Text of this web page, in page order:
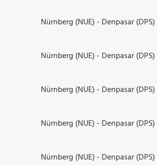
Nürnberg (NUE) - Denpasar (DPS)
Nürnberg (NUE) - Denpasar (DPS)
Nürnberg (NUE) - Denpasar (DPS)
Nürnberg (NUE) - Denpasar (DPS)
Nürnberg (NUE) - Denpasar (DPS)